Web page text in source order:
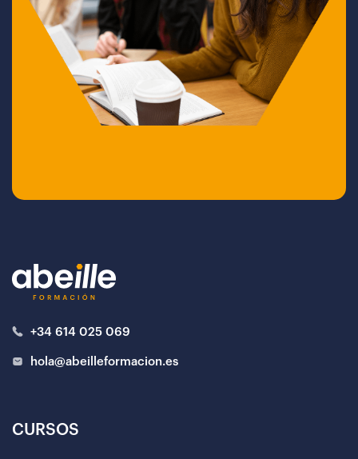
+34 614 025 069
hola@abeilleformacion.es
CURSOS